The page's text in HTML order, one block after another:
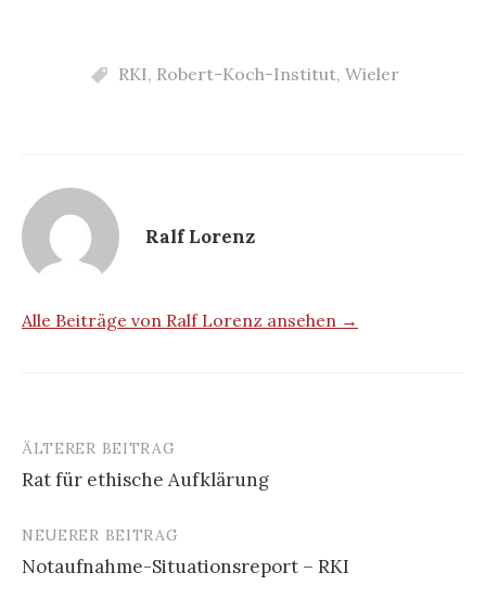
RKI, Robert-Koch-Institut, Wieler
Ralf Lorenz
Alle Beiträge von Ralf Lorenz ansehen →
Beitrags-
Navigation
ÄLTERER BEITRAG
Rat für ethische Aufklärung
NEUERER BEITRAG
Notaufnahme-Situationsreport – RKI